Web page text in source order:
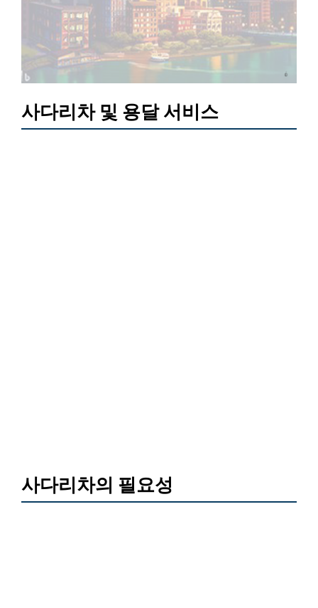
사다리차 및 용달 서비스
사다리차의 필요성